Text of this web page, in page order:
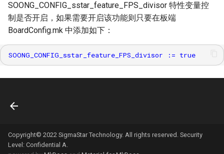
HDMI RX
IPU
IQSERVER
JPD
SSD_Timer使用参考
SSD_eMMC使用参考
SSD_SD_EMMC压力测试
SSD_Panel配置参考
SOONG_CONFIG_sstar_feature_FPS_divisor 特性变量控
制是否开启，如果需要开启该功能则只要在板端
BoardConfig.mk 中添加如下：
Copyright© 2022 SigmaStar Technology. All rights reserved. Security
Level: Confidential A.